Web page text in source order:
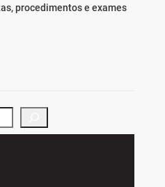
procedimentos e exames